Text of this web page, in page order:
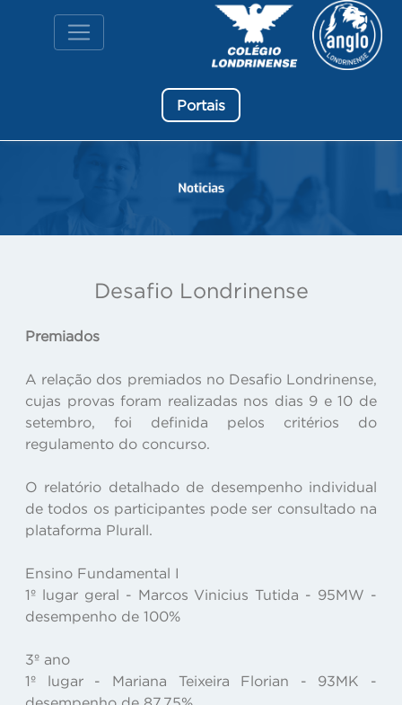
Portais
Desafio Londrinense
Premiados
A relação dos premiados no Desafio Londrinense,
cujas provas foram realizadas nos dias 9 e 10 de
setembro, foi definida pelos critérios do
regulamento do concurso.
O relatório detalhado de desempenho individual
de todos os participantes pode ser consultado na
plataforma Plurall.
Ensino Fundamental I
1º lugar geral - Marcos Vinicius Tutida - 95MW -
desempenho de 100%
3º ano
1º lugar - Mariana Teixeira Florian - 93MK -